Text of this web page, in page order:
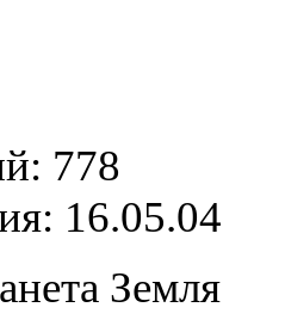
778
16.05.04
Земля